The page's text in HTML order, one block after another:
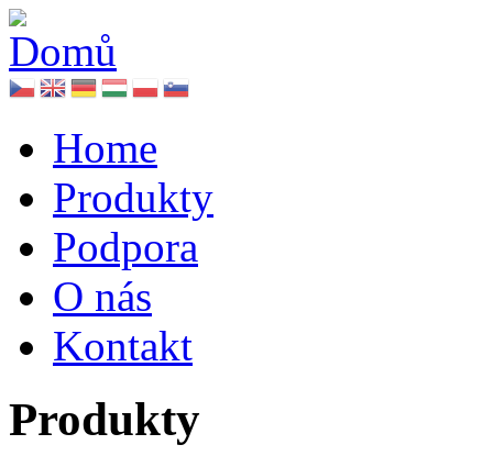
Home
Produkty
Podpora
O nás
Kontakt
Produkty